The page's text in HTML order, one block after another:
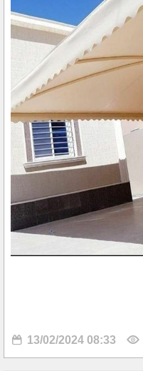
13/02/2024 08:33